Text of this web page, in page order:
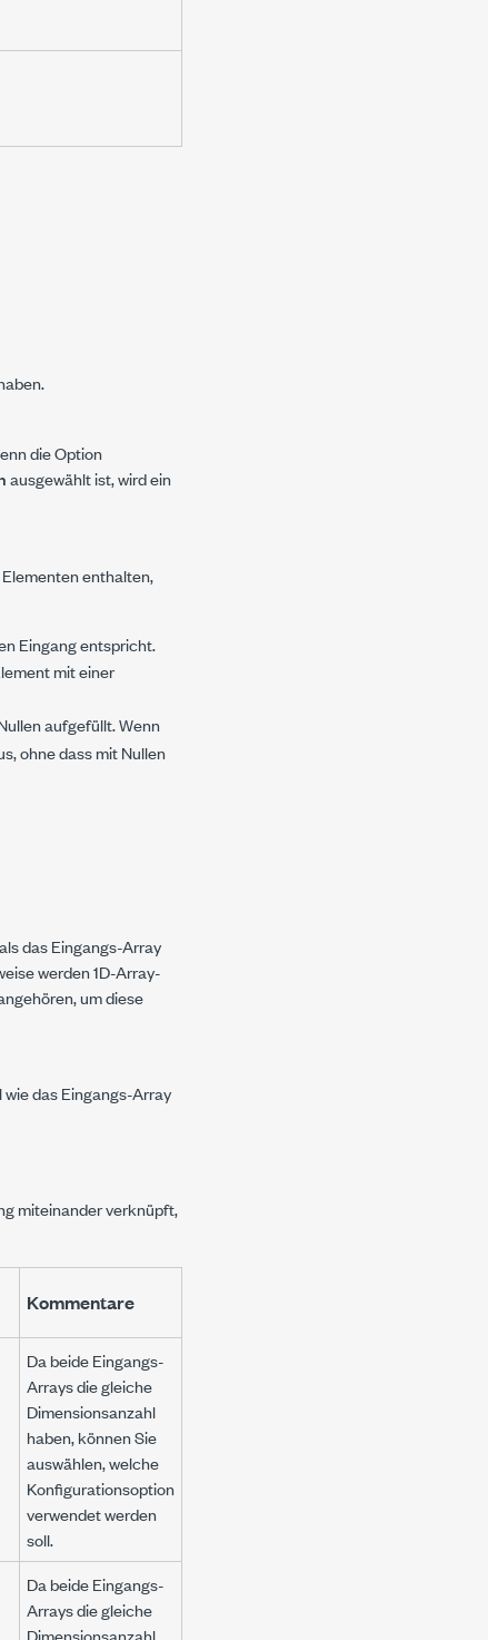
die Option
ausgewählt ist, wird ein
enthalten,
Eingang entspricht.
mit einer
aufgefüllt. Wenn
ohne dass mit Nullen
das Eingangs-Array
werden 1D-Array-
um diese
das Eingangs-Array
miteinander verknüpft,
Kommentare
Da beide Eingangs-
Arrays die gleiche
Dimensionsanzahl
haben, können Sie
auswählen, welche
Konfigurationsoption
verwendet werden
soll.
Da beide Eingangs-
Arrays die gleiche
Dimensionsanzahl